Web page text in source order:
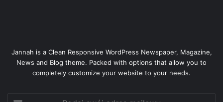
Jannah is a Clean Responsive WordPress Newspaper, Magazine,
News and Blog theme. Packed with options that allow you to
completely customize your website to your needs.